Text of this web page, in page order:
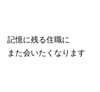
記憶に残る住職に
また会いたくなります